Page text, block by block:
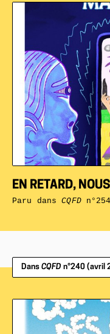
EN RETARD,
Paru dansCQFD
Dans CQFD n°240 (avril